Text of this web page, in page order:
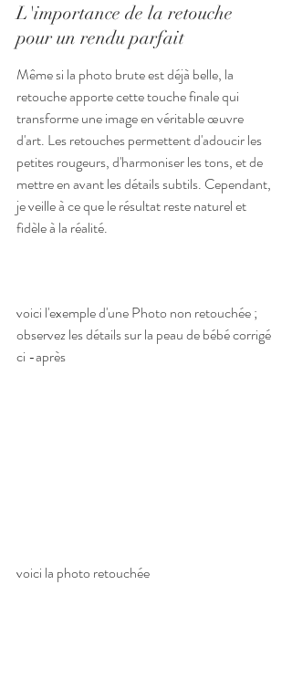
L'importance de la retouche
pour un rendu parfait
Même si la photo brute est déjà belle, la
retouche apporte cette touche finale qui
transforme une image en véritable œuvre
d'art. Les retouches permettent d'adoucir les
petites rougeurs, d'harmoniser les tons, et de
mettre en avant les détails subtils. Cependant,
je veille à ce que le résultat reste naturel et
fidèle à la réalité.
voici l'exemple d'une Photo non retouchée ;
observez les détails sur la peau de bébé corrigé
ci -après
voici la photo retouchée